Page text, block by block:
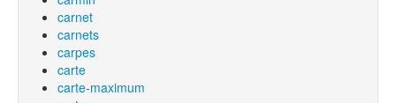
carnet
carnets
carpes
carte
carte-maximum